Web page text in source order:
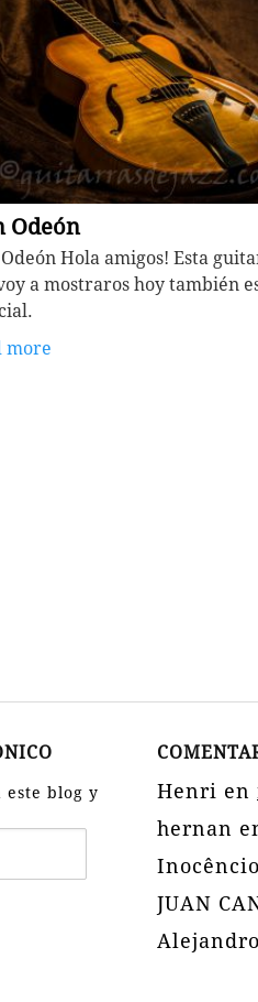
Odeón
Odeón Hola amigos! Esta
a mostraros hoy también
more
blog y
Henri en
hernan
JUAN
Alejandro